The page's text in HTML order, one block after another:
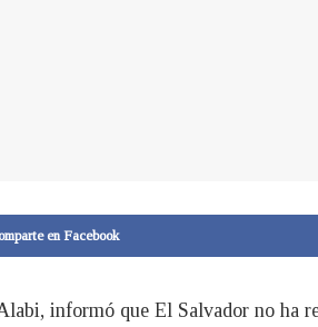
en Facebook
informó que El Salvador no ha